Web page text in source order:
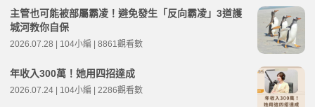
主管也可能被部屬霸凌！避免發生「反向霸凌」3道護
城河教你自保
2026.07.28 | 104小編 | 8861觀看數
年收入300萬！她用四招達成
2026.07.24 | 104小編 | 2286觀看數